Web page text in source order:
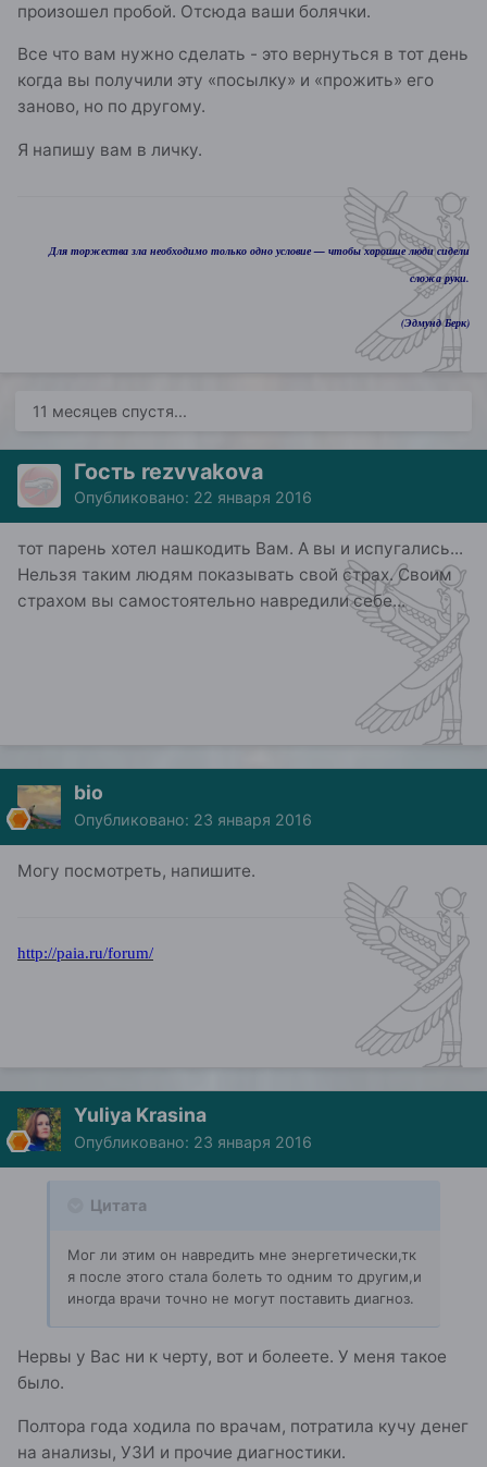
произошел пробой. Отсюда ваши болячки.
Все что вам нужно сделать - это вернуться в тот день
когда вы получили эту «посылку» и «прожить» его
заново, но по другому.
Я напишу вам в личку.
Для торжества зла необходимо только одно условие — чтобы хорошие люди сидели
сложа руки.
(Эдмунд Берк)
11 месяцев спустя...
Гость rezvyakova
Опубликовано: 22 января 2016
тот парень хотел нашкодить Вам. А вы и испугались...
Нельзя таким людям показывать свой страх. Своим
страхом вы самостоятельно навредили себе...
bio
Опубликовано: 23 января 2016
Могу посмотреть, напишите.
http://paia.ru/forum/
Yuliya Krasina
Опубликовано: 23 января 2016
Цитата
Мог ли этим он навредить мне энергетически,тк
я после этого стала болеть то одним то другим,и
иногда врачи точно не могут поставить диагноз.
Нервы у Вас ни к черту, вот и болеете. У меня такое
было.
Полтора года ходила по врачам, потратила кучу денег
на анализы, УЗИ и прочие диагностики.